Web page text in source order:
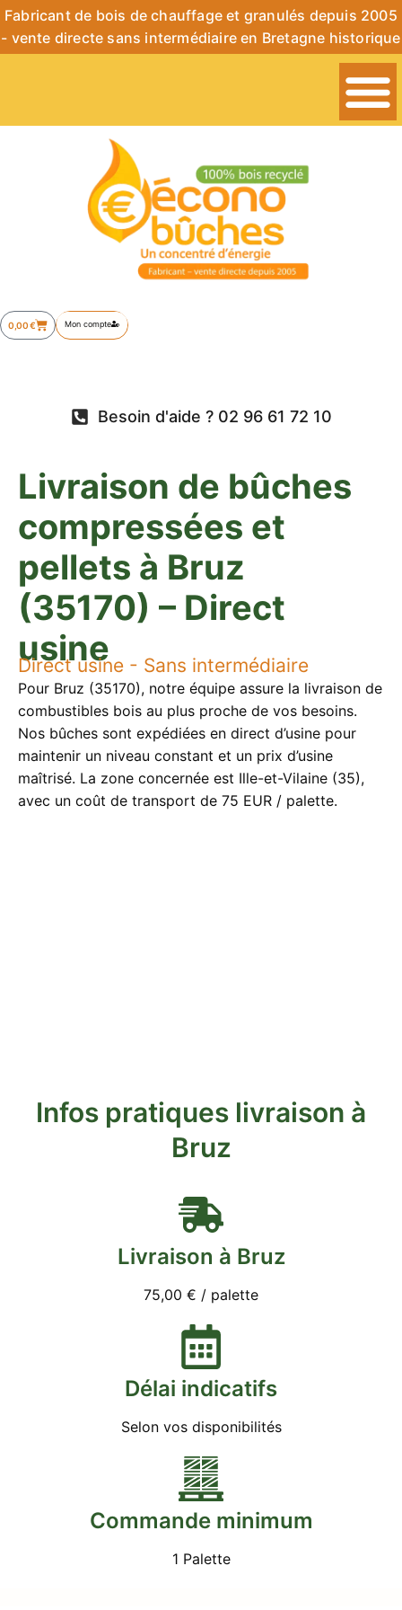
Fabricant de bois de chauffage et granulés depuis 2005
- vente directe sans intermédiaire en Bretagne historique
Besoin d'aide ? 02 96 61 72 10
0,00€ Mon compte
Livraison de bûches
compressées et
pellets à Bruz
(35170) – Direct
usine
Direct usine - Sans intermédiaire
Pour Bruz (35170), notre équipe assure la livraison de
combustibles bois au plus proche de vos besoins.
Nos bûches sont expédiées en direct d’usine pour
maintenir un niveau constant et un prix d’usine
maîtrisé. La zone concernée est Ille-et-Vilaine (35),
avec un coût de transport de 75 EUR / palette.
Infos pratiques livraison à
Bruz
Livraison à Bruz
75,00 € / palette
Délai indicatifs
Selon vos disponibilités
Commande minimum
1 Palette